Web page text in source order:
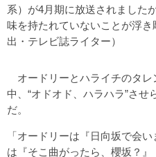
系）が4月期に放送されました
味を持たれていないことが浮
出・テレビ誌ライター）
オードリーとハライチのタレ
中、“オドオド、ハラハラ”さ
だ。
「オードリーは『日向坂で会
は『そこ曲がったら、櫻坂？